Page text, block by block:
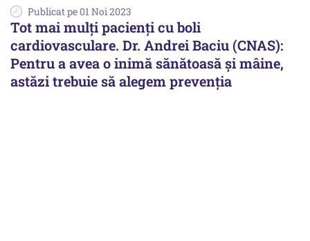
Publicat pe 01 Noi 2023
Tot mai mulți pacienți cu boli
cardiovasculare. Dr. Andrei Baciu (CNAS):
Pentru a avea o inimă sănătoasă și mâine,
astăzi trebuie să alegem prevenția